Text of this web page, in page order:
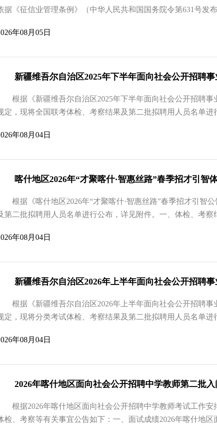
据《征信业管理条例》（中华人民共和国国务院令第631号发
年08月05日
根据《新疆维吾尔自治区2025年下半年面向社会公开招聘
定，现将全国联考体检、考察结果及第二批拟聘用人员名单
年08月04日
根据《喀什地区2026年“才聚喀什·智惠丝路”春季招才引智
第二批拟聘用人员名单进行公布，详见附件。一、体检、考
年08月04日
根据《新疆维吾尔自治区2026年上半年面向社会公开招聘
定，现将分类考试体检、考察结果及第二批拟聘用人员名单
年08月04日
2026年喀什地区面向社会公开招聘中学教师第二批
根据2026年喀什地区面向社会公开招聘中学教师考试工作
检、考察等有关事宜公告如下：一、面试成绩2026年喀什地